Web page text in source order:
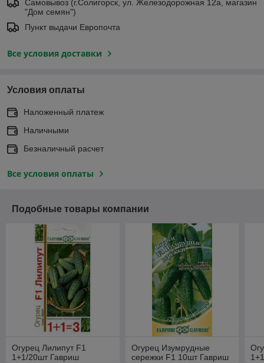
Самовывоз (г.Солигорск, ул. Железодорожная 12а, магазин
"Дом семян")
Пункт выдачи Европочта
Все условия доставки
Условия оплаты
Наложенный платеж
Наличными
Безналичный расчет
Все условия оплаты
Подобные товары компании
Огурец Лилипут F1
1+1/20шт Гавриш
Огурец Изумрудные
сережки F1 10шт Гавриш